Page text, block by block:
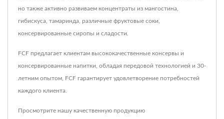
но также активно развиваем концентраты из мангостина,
гибискуса, тамаринда, различные фруктовые соки,
консервированные сиропы и сладости.
FCF предлагает клиентам высококачественные консервы и
консервированные напитки, обладая передовой технологией и 30-
летним опытом, FCF гарантирует удовлетворение потребностей
каждого клиента.
Просмотрите нашу качественную продукцию